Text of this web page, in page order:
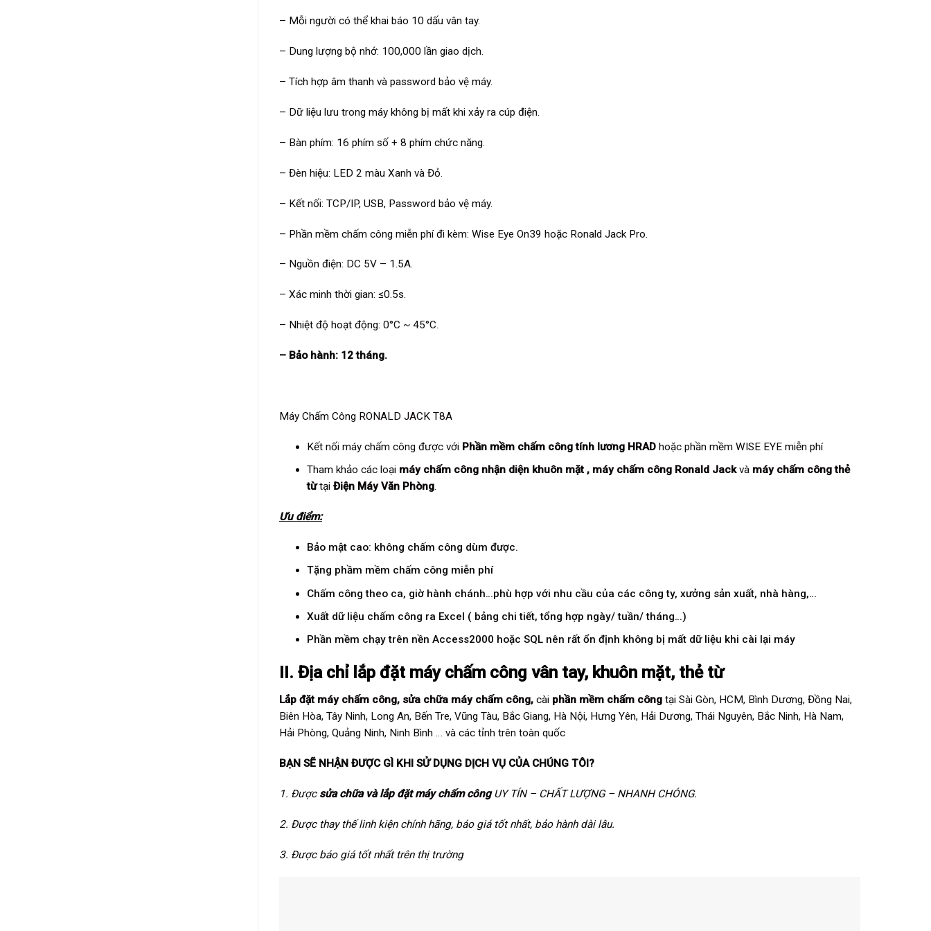
– Mỗi người có thể khai báo 10 dấu vân tay.
– Dung lượng bộ nhớ: 100,000 lần giao dịch.
– Tích hợp âm thanh và password bảo vệ máy.
– Dữ liệu lưu trong máy không bị mất khi xảy ra cúp điện.
– Bàn phím: 16 phím số + 8 phím chức năng.
– Đèn hiệu: LED 2 màu Xanh và Đỏ.
– Kết nối: TCP/IP, USB, Password bảo vệ máy.
– Phần mềm chấm công miễn phí đi kèm: Wise Eye On39 hoặc Ronald Jack Pro.
– Nguồn điện: DC 5V – 1.5A.
– Xác minh thời gian: ≤0.5s.
– Nhiệt độ hoạt động: 0°C ~ 45°C.
– Bảo hành: 12 tháng.
Máy Chấm Công RONALD JACK T8A
Kết nối máy chấm công được với Phần mềm chấm công tính lương HRADhoặc phần mềm WISE EYE miễn phí
Tham khảo các loại máy chấm công nhận diện khuôn mặt, máy chấm công Ronald Jackvà máy chấm công thẻ
từtại Điện Máy Văn Phòng.
Ưu điểm:
Bảo mật cao: không chấm công dùm được.
Tặng phầm mềm chấm công miễn phí
Chấm công theo ca, giờ hành chánh…phù hợp với nhu cầu của các công ty, xưởng sản xuất, nhà hàng,…
Xuất dữ liệu chấm công ra Excel ( bảng chi tiết, tổng hợp ngày/ tuần/ tháng…)
Phần mềm chạy trên nền Access2000 hoặc SQL nên rất ổn định không bị mất dữ liệu khi cài lại máy
II. Địa chỉ lắp đặt máy chấm công vân tay, khuôn mặt, thẻ từ
Lắp đặt máy chấm công, sửa chữa máy chấm công, cài phần mềm chấm công tại Sài Gòn, HCM, Bình Dương, Đồng Nai,
Biên Hòa, Tây Ninh, Long An, Bến Tre, Vũng Tàu, Bắc Giang, Hà Nội, Hưng Yên, Hải Dương, Thái Nguyên, Bắc Ninh, Hà Nam,
Hải Phòng, Quảng Ninh, Ninh Bình … và các tỉnh trên toàn quốc
BẠN SẼ NHẬN ĐƯỢC GÌ KHI SỬ DỤNG DỊCH VỤ CỦA CHÚNG TÔI?
1. Được sửa chữa và lắp đặt máy chấm côngUY TÍN – CHẤT LƯỢNG – NHANH CHÓNG.
2. Được thay thế linh kiện chính hãng, báo giá tốt nhất, bảo hành dài lâu.
3. Được báo giá tốt nhất trên thị trường